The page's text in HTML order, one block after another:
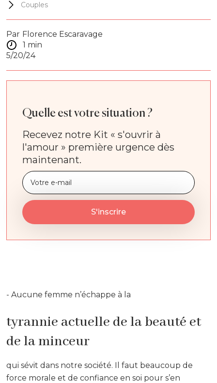
Couples
Par Florence Escaravage
1 min
5/20/24
Quelle est votre situation ?
Recevez notre Kit « s'ouvrir à
l'amour » première urgence dès
maintenant.
- Aucune femme n’échappe à la
tyrannie actuelle de la beauté et
de la minceur
qui sévit dans notre société. Il faut beaucoup de
force morale et de confiance en soi pour s’en